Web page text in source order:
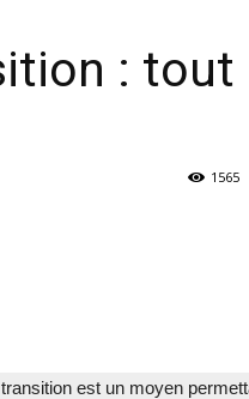
: tout
1565
est un moyen